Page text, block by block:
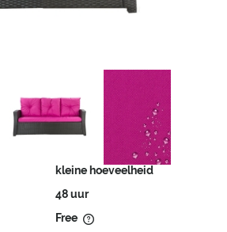
kleine hoeveelheid
48 uur
Free